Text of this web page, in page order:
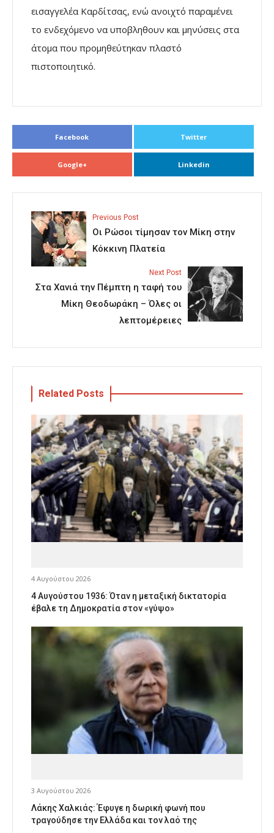
εισαγγελέα Καρδίτσας, ενώ ανοιχτό παραμένει
το ενδεχόμενο να υποβληθουν και μηνύσεις στα
άτομα που προμηθεύτηκαν πλαστό
πιστοποιητικό.
Facebook Twitter
Google+ Linkedin
Previous Post
Οι Ρώσοι τίμησαν τον Μίκη στην
Κόκκινη Πλατεία
Next Post
Στα Χανιά την Πέμπτη η ταφή του
Μίκη Θεοδωράκη – Όλες οι
λεπτομέρειες
Related Posts
4 Αυγούστου 2026
4 Αυγούστου 1936: Όταν η μεταξική δικτατορία
έβαλε τη Δημοκρατία στον «γύψο»
3 Αυγούστου 2026
Λάκης Χαλκιάς: Έφυγε η δωρική φωνή που
τραγούδησε την Ελλάδα και τον λαό της